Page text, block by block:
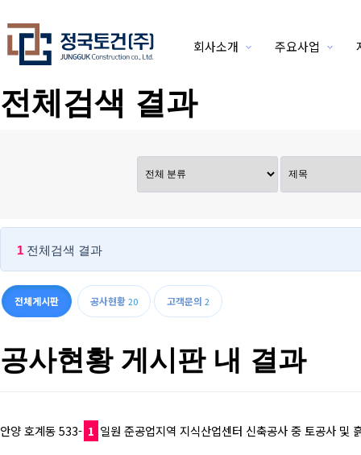
회사소개 주요사업
전체검색 결과
1 전체검색 결과
전체게시판 공사현황20 고객문의 2
공사현황 게시판 내 결과
안양 호계동 533- 1 일원 준공업지역 지식산업센터 신축공사 중 토공사 및